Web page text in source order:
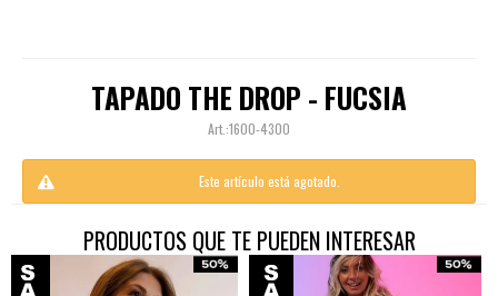
TAPADO THE DROP - FUCSIA
1600-4300
Este artículo está agotado.
PRODUCTOS QUE TE PUEDEN INTERESAR